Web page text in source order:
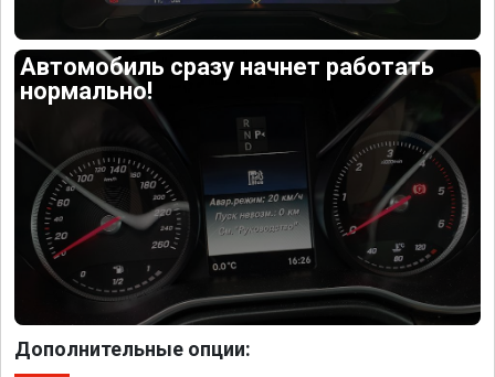
Автомобиль сразу начнет работать
нормально!
Дополнительные опции: